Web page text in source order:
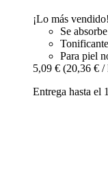
¡Lo más vendido!
Se
Para piel
5,09 € (20,36 € /
Entrega hasta el